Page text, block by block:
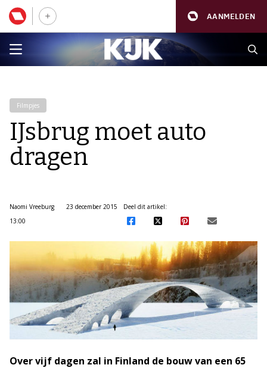
AANMELDEN
Filmpjes
IJsbrug moet auto
dragen
Naomi Vreeburg
23 december 2015
13:00
Deel dit artikel:
Over vijf dagen zal in Finland de bouw van een 65